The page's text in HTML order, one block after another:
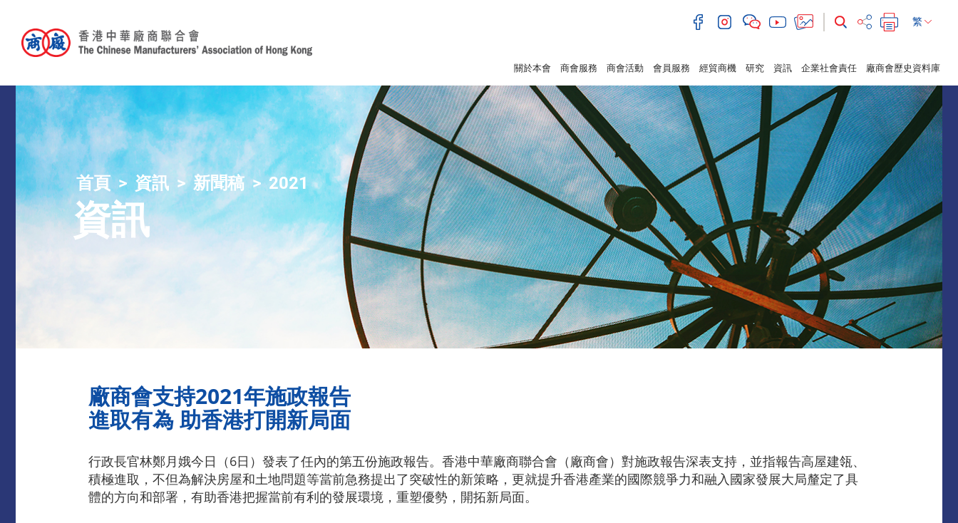
繁
關於本會 商會服務 商會活動 會員服務 經貿商機 研究 資訊 企業社會責任 廠商會歷史資料庫
首頁 資訊 新聞稿 2021
資訊
廠商會支持2021年施政報告
進取有為 助香港打開新局面
行政長官林鄭月娥今日（6日）發表了任內的第五份施政報告。香港中華廠商聯合會（廠商會）對施政報告深表支持，並指報告高屋建瓴、
積極進取，不但為解決房屋和土地問題等當前急務提出了突破性的新策略，更就提升香港產業的國際競爭力和融入國家發展大局釐定了具
體的方向和部署，有助香港把握當前有利的發展環境，重塑優勢，開拓新局面。